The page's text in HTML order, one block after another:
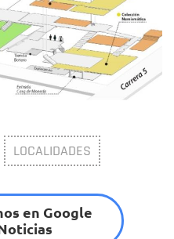
LOCALIDADES
en Google